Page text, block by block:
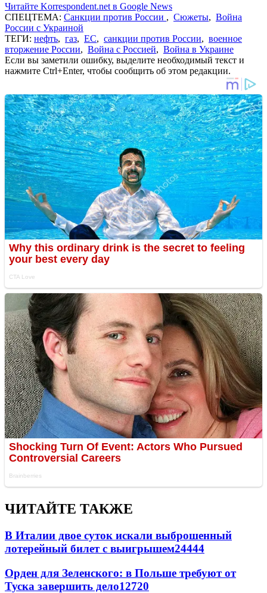
Читайте Korrespondent.net в Google News
СПЕЦТЕМА: Санкции против России , Сюжеты, Война
России с Украиной
ТЕГИ: нефть, газ, ЕС, санкции против России, военное
вторжение России, Война с Россией, Война в Украине
Если вы заметили ошибку, выделите необходимый текст и
нажмите Ctrl+Enter, чтобы сообщить об этом редакции.
ЧИТАЙТЕ ТАКЖЕ
В Италии двое суток искали выброшенный
лотерейный билет с выигрышем24444
Орден для Зеленского: в Польше требуют от
Туска завершить дело12720